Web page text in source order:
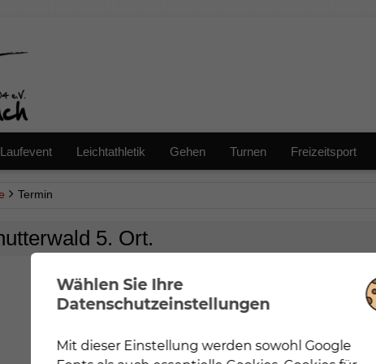
Laufevent Leichtathletik Gehen Turnen Freizeitsport
Termin
5. Ort.
Wählen Sie Ihre
Datenschutzeinstellungen
Notwendig Mit dieser Einstellung werden nur Cookies und
Mit dieser Einstellung werden sowohl Google